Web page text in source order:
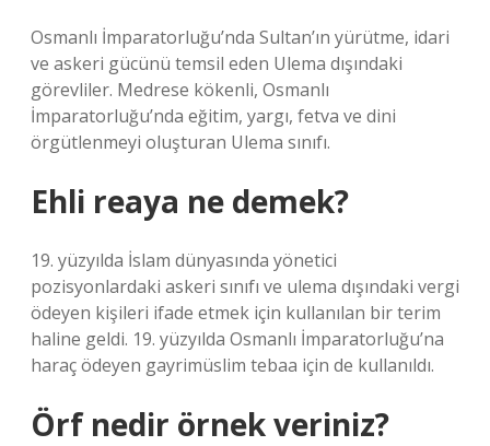
Osmanlı İmparatorluğu’nda Sultan’ın yürütme, idari
ve askeri gücünü temsil eden Ulema dışındaki
görevliler. Medrese kökenli, Osmanlı
İmparatorluğu’nda eğitim, yargı, fetva ve dini
örgütlenmeyi oluşturan Ulema sınıfı.
Ehli reaya ne demek?
19. yüzyılda İslam dünyasında yönetici
pozisyonlardaki askeri sınıfı ve ulema dışındaki vergi
ödeyen kişileri ifade etmek için kullanılan bir terim
haline geldi. 19. yüzyılda Osmanlı İmparatorluğu’na
haraç ödeyen gayrimüslim tebaa için de kullanıldı.
Örf nedir örnek veriniz?